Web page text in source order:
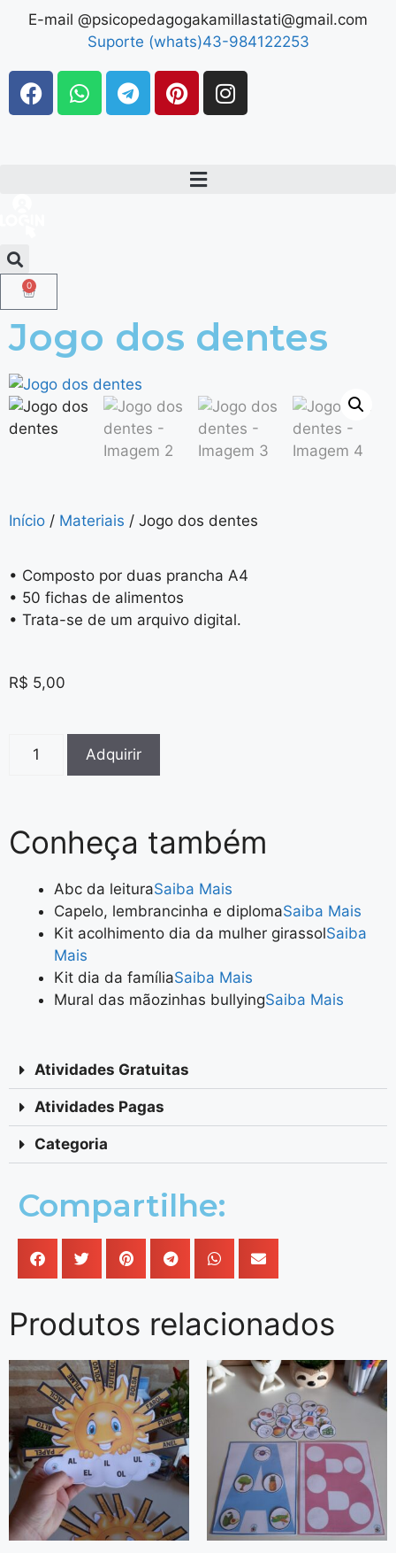
E-mail @psicopedagogakamillastati@gmail.com
Suporte (whats)43-984122253
0
Jogo dos dentes
Início / Materiais / Jogo dos dentes
• Composto por duas prancha A4
• 50 fichas de alimentos
• Trata-se de um arquivo digital.
R$ 5,00
Adquirir
Conheça também
Abc da leituraSaiba Mais
Capelo, lembrancinha e diplomaSaiba Mais
Kit acolhimento dia da mulher girassolSaiba
Mais
Kit dia da famíliaSaiba Mais
️Mural das mãozinhas bullyingSaiba Mais
Atividades Gratuitas
Atividades Pagas
Categoria
Compartilhe:
Produtos relacionados